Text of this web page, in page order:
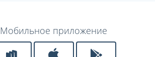
Мобильное приложение